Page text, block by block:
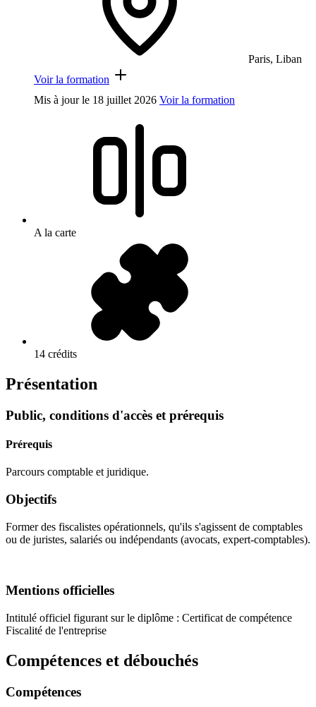
Paris, Liban
Voir la formation
Mis à jour le 18 juillet 2026 Voir la formation
A la carte
14 crédits
Présentation
Public, conditions d'accès et prérequis
Prérequis
Parcours comptable et juridique.
Objectifs
Former des fiscalistes opérationnels, qu'ils s'agissent de comptables
ou de juristes, salariés ou indépendants (avocats, expert-comptables).
Mentions officielles
Intitulé officiel figurant sur le diplôme : Certificat de compétence
Fiscalité de l'entreprise
Compétences et débouchés
Compétences